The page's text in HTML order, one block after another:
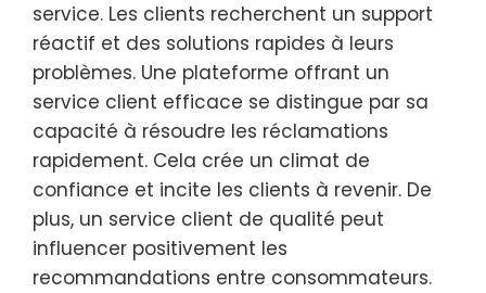
service. Les clients recherchent un support
réactif et des solutions rapides à leurs
problèmes. Une plateforme offrant un
service client efficace se distingue par sa
capacité à résoudre les réclamations
rapidement. Cela crée un climat de
confiance et incite les clients à revenir. De
plus, un service client de qualité peut
influencer positivement les
recommandations entre consommateurs.